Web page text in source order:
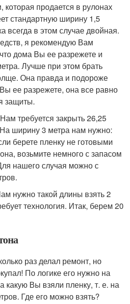
продается в рулонах
стандартную ширину 1,5
всегда в этом случае двойная.
я рекомендую Вам
дома Вы ее разрежете и
Лучше при этом брать
Она правда и подороже
Вы ее разрежете, она все равно
защиты.
требуется закрыть 26,25
ширину 3 метра нам нужно:
берете пленку не готовыми
возьмите немного с запасом
нашего случая можно с
нужно такой длины взять 2
технология. Итак, берем 20
раз делал ремонт, но
По логике его нужно на
какую Вы взяли пленку, т. е. на
Где его можно взять?